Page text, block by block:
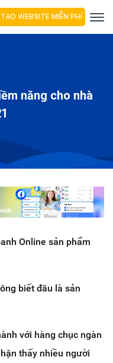
TẠO WEBSITE MIỄN PHÍ
năng cho nhà
Online sản phẩm
biết đâu là sản
với hàng chục ngàn
thấy nhiều người